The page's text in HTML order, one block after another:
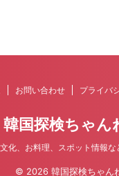
お問い合わせ プライバ
韓国探検ちゃん
化、お料理、スポット情報
© 2026 韓国探検ちゃん